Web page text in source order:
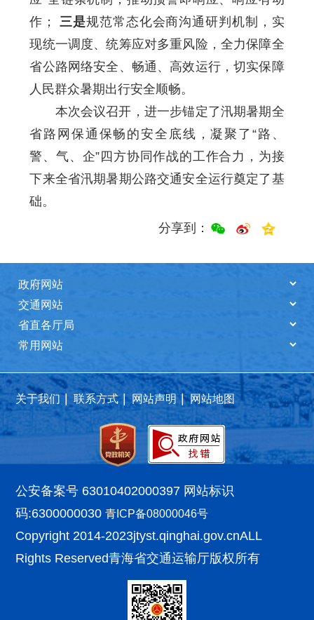
作； 三是规范常态化会商沟通研判机制，实
现统一调度、统筹应对多重风险，全力保障全
省公路网络安全、畅通、高效运行，切实保障
人民群众暑期出行安全顺畅。
本次会议召开，进一步锚定了汛期暑期全
省路网保通保畅的安全底线，凝聚了“路、
警、气、企”四方协同作战的工作合力，为接
下来全省汛期暑期公路交通安全运行奠定了基
础。
分享到：
关于我们 | 联系方式 | 网站声明 | 网站地图
公安备案号 63010402000397 网站标识
码:6300000030青ICP备08000046号
Copyright 2014-2023jtyst.qinghai.gov.cnALL
Rights Reserved青海省交通运输厅版权所有